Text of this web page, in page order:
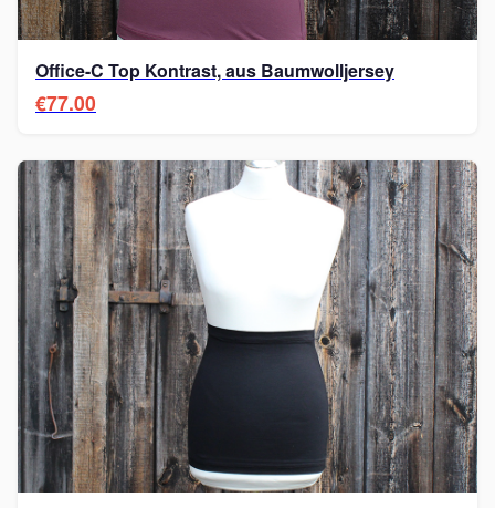
Office-C Top Kontrast, aus Baumwolljersey
€77.00